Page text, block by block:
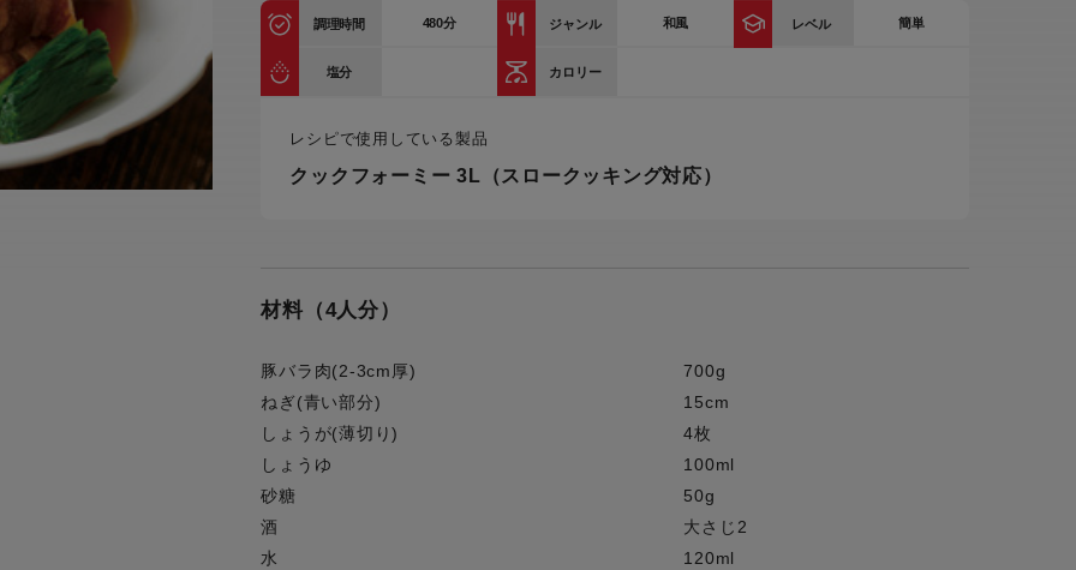
鍋
気圧力鍋
炊飯器
すべての炊飯器
すべてのアイロン・衣類スチーマー
衣類スチーマー専用タイプ(1way)
スチームアイロン
トースター
電気圧力鍋
生活家電
カトラリー一覧
炊飯器一覧
すべての炊飯器一覧
すべてのアイロン・衣類スチーマー
衣類スチーマーアイロン兼用タイプ
衣類スチーマー専用タイプ(1way)一
トースター一覧
電気圧力鍋一覧
生活家電一覧
カスタマーハラスメント
について
採用情報
調理時間 480分 ジャンル 和風 レベル 簡単
塩分 カロリー
レシピで使用している製品
クックフォーミー 3L（スロークッキング対応）
材料（4人分）
豚バラ肉(2-3cm厚)
700g
ねぎ(青い部分)
15cm
しょうが(薄切り)
4枚
しょうゆ
100ml
砂糖
50g
酒
大さじ2
水
120ml